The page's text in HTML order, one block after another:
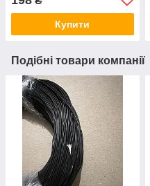
Купити
Подібні товари компанії